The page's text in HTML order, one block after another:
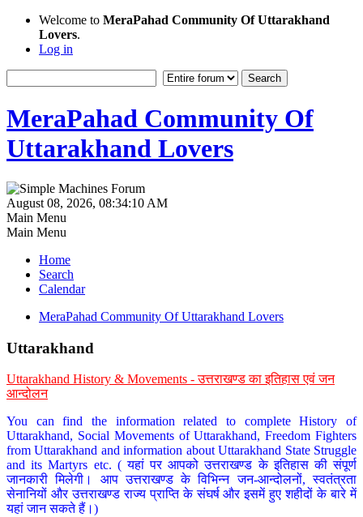
Welcome to MeraPahad Community Of Uttarakhand
Lovers.
Log in
MeraPahad Community Of
Uttarakhand Lovers
August 08, 2026, 08:34:10 AM
Main Menu
Main Menu
Home
Search
Calendar
MeraPahad Community Of Uttarakhand Lovers
Uttarakhand
Uttarakhand History & Movements - उत्तराखण्ड का इतिहास एवं जन
आन्दोलन
You can find the information related to complete History of
Uttarakhand, Social Movements of Uttarakhand, Freedom Fighters
from Uttarakhand and information about Uttarakhand State Struggle
and its Martyrs etc. ( यहां पर आपको उत्तराखण्ड के इतिहास की संपूर्ण
जानकारी मिलेगी। आप उत्तराखण्ड के विभिन्न जन-आन्दोलनों, स्वतंत्रता
सेनानियों और उत्तराखण्ड राज्य प्राप्ति के संघर्ष और इसमें हुए शहीदों के बारे में
यहां जान सकते हैं।)